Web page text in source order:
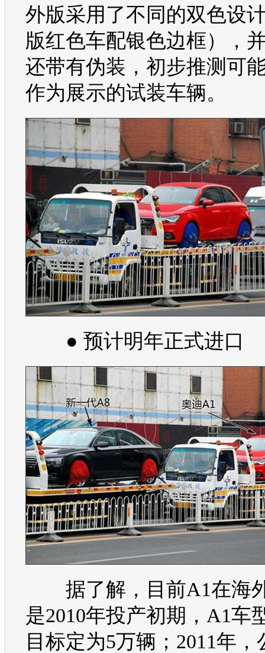
外版采用了不同的双色设
版红色车配银色边框），
还带有伪装，初步推测可
作为展示的试装车辆。
● 预计明年正式进口
据了解，目前A1在海
是2010年投产初期，A1车
目标定为5万辆；2011年，